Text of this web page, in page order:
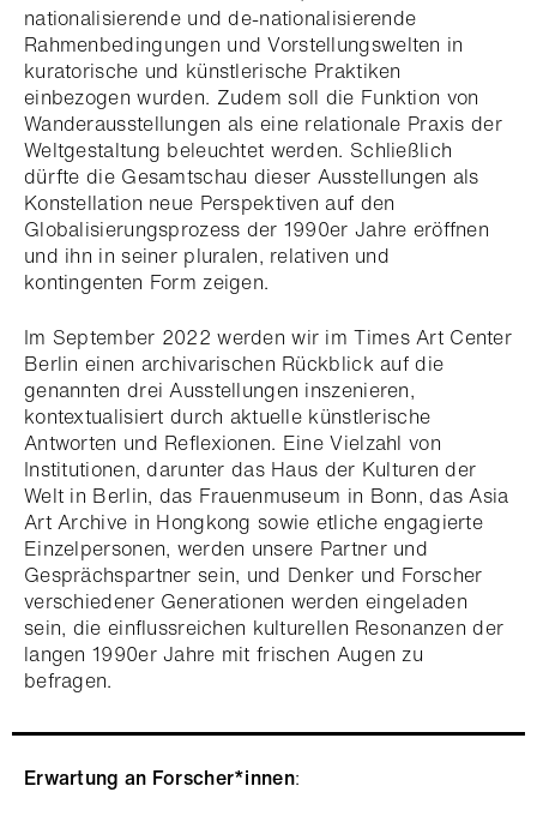
nationalisierende und de-nationalisierende
Rahmenbedingungen und Vorstellungswelten in
kuratorische und künstlerische Praktiken
einbezogen wurden. Zudem soll die Funktion von
Wanderausstellungen als eine relationale Praxis der
Weltgestaltung beleuchtet werden. Schließlich
dürfte die Gesamtschau dieser Ausstellungen als
Konstellation neue Perspektiven auf den
Globalisierungsprozess der 1990er Jahre eröffnen
und ihn in seiner pluralen, relativen und
kontingenten Form zeigen.
Im September 2022 werden wir im Times Art Center
Berlin einen archivarischen Rückblick auf die
genannten drei Ausstellungen inszenieren,
kontextualisiert durch aktuelle künstlerische
Antworten und Reflexionen. Eine Vielzahl von
Institutionen, darunter das Haus der Kulturen der
Welt in Berlin, das Frauenmuseum in Bonn, das Asia
Art Archive in Hongkong sowie etliche engagierte
Einzelpersonen, werden unsere Partner und
Gesprächspartner sein, und Denker und Forscher
verschiedener Generationen werden eingeladen
sein, die einflussreichen kulturellen Resonanzen der
langen 1990er Jahre mit frischen Augen zu
befragen.
Erwartung an Forscher*innen: